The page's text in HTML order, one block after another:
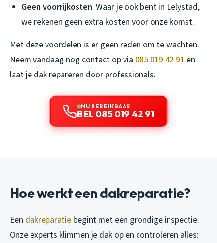
Geen voorrijkosten: Waar je ook bent in Lelystad,
we rekenen geen extra kosten voor onze komst.
Met deze voordelen is er geen reden om te wachten.
Neem vandaag nog contact op via 085 019 42 91 en
laat je dak repareren door professionals.
NU BEREIKBAAR
BEL 085 019 42 91
Hoe werkt een dakreparatie?
Een dakreparatie begint met een grondige inspectie.
Onze experts klimmen je dak op en controleren alles: